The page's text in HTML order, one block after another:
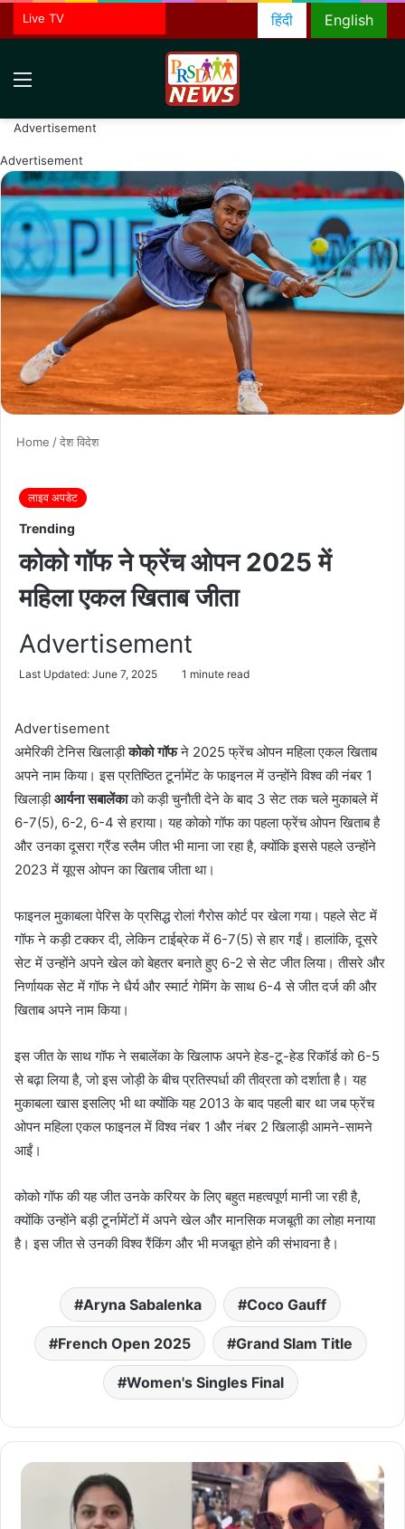
Live TV English
हिंदी
Menu
Advertisement
Advertisement
Home /देश विदेश
लाइव अपडेट
Trending
कोको गॉफ ने फ्रेंच ओपन 2025 में
महिला एकल खिताब जीता
Advertisement
Last Updated: June 7, 2025 1 minute read
Advertisement
अमेरिकी टेनिस खिलाड़ीकोको गॉफने 2025 फ्रेंच ओपन महिला एकल खिताब
अपने नाम किया। इस प्रतिष्ठित टूर्नामेंट के फाइनल में उन्होंने विश्व की नंबर 1
खिलाड़ीआर्यना सबालेंकाको कड़ी चुनौती देने के बाद 3 सेट तक चले मुकाबले में
6-7(5), 6-2, 6-4 से हराया। यह कोको गॉफ का पहला फ्रेंच ओपन खिताब है
और उनका दूसरा ग्रैंड स्लैम जीत भी माना जा रहा है, क्योंकि इससे पहले उन्होंने
2023 में यूएस ओपन का खिताब जीता था।
फाइनल मुकाबला पेरिस के प्रसिद्ध रोलां गैरोस कोर्ट पर खेला गया। पहले सेट में
गॉफ ने कड़ी टक्कर दी, लेकिन टाईब्रेक में 6-7(5) से हार गईं। हालांकि, दूसरे
सेट में उन्होंने अपने खेल को बेहतर बनाते हुए 6-2 से सेट जीत लिया। तीसरे और
निर्णायक सेट में गॉफ ने धैर्य और स्मार्ट गेमिंग के साथ 6-4 से जीत दर्ज की और
खिताब अपने नाम किया।
इस जीत के साथ गॉफ ने सबालेंका के खिलाफ अपने हेड-टू-हेड रिकॉर्ड को 6-5
से बढ़ा लिया है, जो इस जोड़ी के बीच प्रतिस्पर्धा की तीव्रता को दर्शाता है। यह
मुकाबला खास इसलिए भी था क्योंकि यह 2013 के बाद पहली बार था जब फ्रेंच
ओपन महिला एकल फाइनल में विश्व नंबर 1 और नंबर 2 खिलाड़ी आमने-सामने
आईं।
कोको गॉफ की यह जीत उनके करियर के लिए बहुत महत्वपूर्ण मानी जा रही है,
क्योंकि उन्होंने बड़ी टूर्नामेंटों में अपने खेल और मानसिक मजबूती का लोहा मनाया
है। इस जीत से उनकी विश्व रैंकिंग और भी मजबूत होने की संभावना है।
Aryna Sabalenka Coco Gauff
French Open 2025 Grand Slam Title
Women's Singles Final